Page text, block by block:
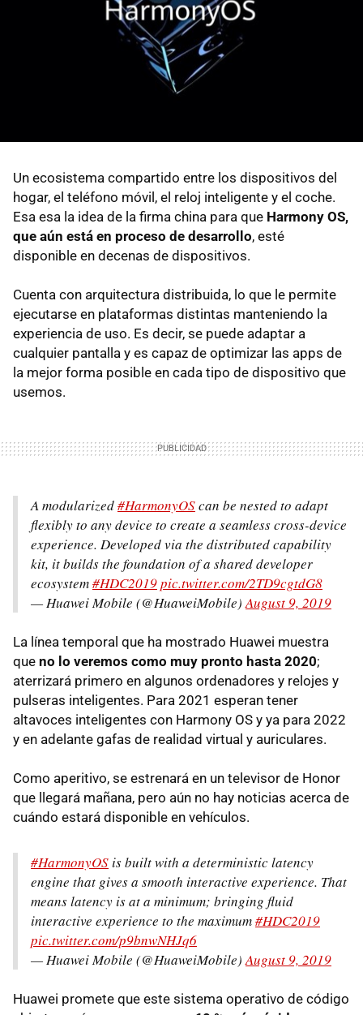
Un ecosistema compartido entre los dispositivos del
hogar, el teléfono móvil, el reloj inteligente y el coche.
Esa esa la idea de la firma china para que Harmony OS,
que aún está en proceso de desarrollo, esté
disponible en decenas de dispositivos.
Cuenta con arquitectura distribuida, lo que le permite
ejecutarse en plataformas distintas manteniendo la
experiencia de uso. Es decir, se puede adaptar a
cualquier pantalla y es capaz de optimizar las apps de
la mejor forma posible en cada tipo de dispositivo que
usemos.
A modularized#HarmonyOScan be nested to adapt
flexibly to any device to create a seamless cross-device
experience. Developed via the distributed capability
kit, it builds the foundation of a shared developer
ecosystem#HDC2019pic.twitter.com/2TD9cgtdG8
— Huawei Mobile (@HuaweiMobile) August 9, 2019
La línea temporal que ha mostrado Huawei muestra
que no lo veremos como muy pronto hasta 2020;
aterrizará primero en algunos ordenadores y relojes y
pulseras inteligentes. Para 2021 esperan tener
altavoces inteligentes con Harmony OS y ya para 2022
y en adelante gafas de realidad virtual y auriculares.
Como aperitivo, se estrenará en un televisor de Honor
que llegará mañana, pero aún no hay noticias acerca de
cuándo estará disponible en vehículos.
#HarmonyOSis built with a deterministic latency
engine that gives a smooth interactive experience. That
means latency is at a minimum; bringing fluid
interactive experience to the maximum#HDC2019
pic.twitter.com/p9bnwNHJq6
— Huawei Mobile (@HuaweiMobile) August 9, 2019
Huawei promete que este sistema operativo de código